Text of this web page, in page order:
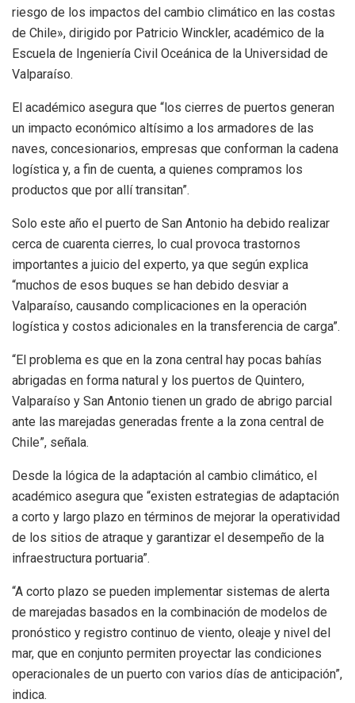
riesgo de los impactos del cambio climático en las costas
de Chile», dirigido por Patricio Winckler, académico de la
Escuela de Ingeniería Civil Oceánica de la Universidad de
Valparaíso.
El académico asegura que “los cierres de puertos generan
un impacto económico altísimo a los armadores de las
naves, concesionarios, empresas que conforman la cadena
logística y, a fin de cuenta, a quienes compramos los
productos que por allí transitan”.
Solo este año el puerto de San Antonio ha debido realizar
cerca de cuarenta cierres, lo cual provoca trastornos
importantes a juicio del experto, ya que según explica
“muchos de esos buques se han debido desviar a
Valparaíso, causando complicaciones en la operación
logística y costos adicionales en la transferencia de carga”.
“El problema es que en la zona central hay pocas bahías
abrigadas en forma natural y los puertos de Quintero,
Valparaíso y San Antonio tienen un grado de abrigo parcial
ante las marejadas generadas frente a la zona central de
Chile”, señala.
Desde la lógica de la adaptación al cambio climático, el
académico asegura que “existen estrategias de adaptación
a corto y largo plazo en términos de mejorar la operatividad
de los sitios de atraque y garantizar el desempeño de la
infraestructura portuaria”.
“A corto plazo se pueden implementar sistemas de alerta
de marejadas basados en la combinación de modelos de
pronóstico y registro continuo de viento, oleaje y nivel del
mar, que en conjunto permiten proyectar las condiciones
operacionales de un puerto con varios días de anticipación”,
indica.